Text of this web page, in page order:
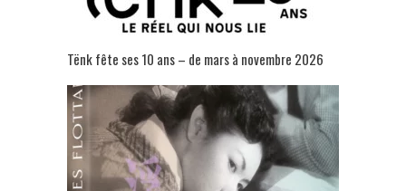
Tënk fête ses 10 ans – de mars à novembre 2026